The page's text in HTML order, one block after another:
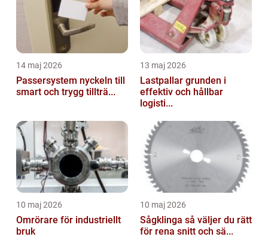
14 maj 2026
Passersystem nyckeln till
smart och trygg tillträ...
13 maj 2026
Lastpallar grunden i
effektiv och hållbar
logisti...
10 maj 2026
Omrörare för industriellt
bruk
10 maj 2026
Sågklinga så väljer du rätt
för rena snitt och sä...